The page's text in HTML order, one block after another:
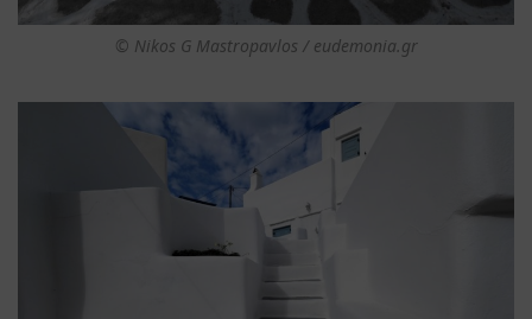
© Nikos G Mastropavlos / eudemonia.gr